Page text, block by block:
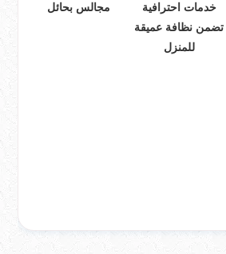
خدمات احترافية
تضمن نظافة عميقة
للمنزل
مجالس بحائل